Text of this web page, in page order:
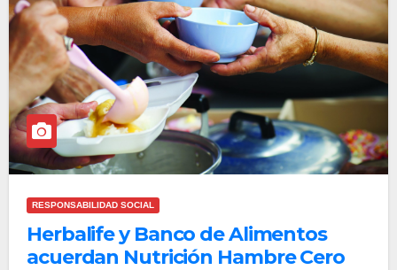
RESPONSABILIDAD SOCIAL
Herbalife y Banco de Alimentos
acuerdan Nutrición Hambre Cero